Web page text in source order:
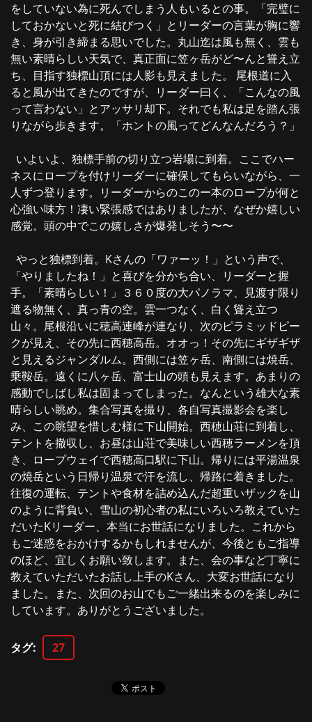
をしていない為に死んでしまう人もいるとの事。「完璧に
しておかないと死に結びつく」とリーダーの言葉が胸に響
き、身が引き締まる思いでした。丸山迄は風も無く、雲も
無い素晴らしい天気で、真正面に笠ヶ岳がど〜んと聳え立
ち、目指す独標山頂には人影も見えました。 尾根道に入
ると風が出てきたのですが、リーダー曰く、「こんなの風
って言わない」とアッサリ却下。それでも私は足を踏ん張
りながら歩きます。「ホントの風ってどんなんだろう？」
いよいよ、独標手前の切り立つ岩場に到着。ここでハー
ネスにロープを付けリーダーに確保してもらいながら、一
人ずつ登ります。リーダーからのこのー本のロープが何と
心強い味方！凄い緊張感ではありましたが、なぜか嬉しい
感覚。頭の中でこの嬉しさが爆発しそう〜〜
やっと独標到着。Kさんの「ワァーッ！」という声で、
「やりましたね！」と喜びを分かち合い、リーダーと握
手。「素晴らしい！」３６０度の大パノラマ、見渡す限り
遮る物無く、真っ青の空。雲一つなく、白く聳え立つ
山々。尾根沿いに穂高連峰が連なり、次のピラミッドピー
クが見え、その先に西穂高岳。オオっ！その先にギザギザ
と見えるジャンダルム。西側には笠ヶ岳、南側には焼岳、
乗鞍岳。遠くに八ヶ岳、富士山の頭も見えます。あまりの
感動でしばし私は固まってしまった。なんという雄大な素
晴らしい眺め。集合写真を撮り、各自写真撮影会を楽し
み、この眺望を惜しむ様に下山開始。西穂山荘に到着し、
テントを撤収し、お昼は山荘で美味しい西穂ラーメンを頂
き、ロープウェイで西穂高口駅に下山。帰りには平湯温泉
の焼岳という日帰り温泉で汗を流し、帰路に着きました。
往復の運転、テントや食材を詰め込んだ超重いザックを山
のように背負い、雪山の初心者の私にいろいろ教えていた
だいたKリーダー、本当にお世話になりました。これから
もご迷惑をおかけするかもしれませんが、今後ともご指導
のほど、宜しくお願い致します。また、会の事など丁寧に
教えていただいたお話し上手のKさん、大変お世話になり
ました。また、次回のお山でもご一緒出来るのを楽しみに
しています。ありがとうございました。
タグ: 27